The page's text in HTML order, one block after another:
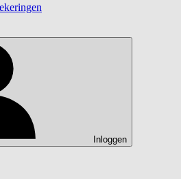
Inloggen